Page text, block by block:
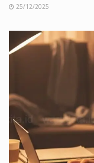
25/12/2025